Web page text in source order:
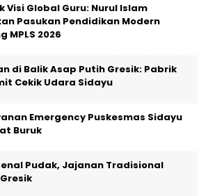
Visi Global Guru: Nurul Islam
Pasukan Pendidikan Modern
MPLS 2026
di Balik Asap Putih Gresik: Pabrik
Cekik Udara Sidayu
Emergency Puskesmas Sidayu
Buruk
Pudak, Jajanan Tradisional